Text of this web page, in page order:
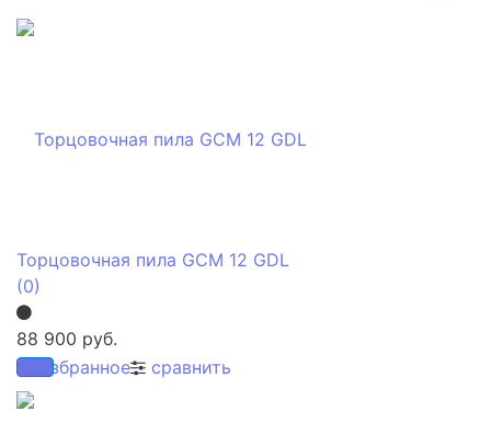
избранное сравнить
Торцовочная пила GCM 12 GDL
(0)
88 900 руб.